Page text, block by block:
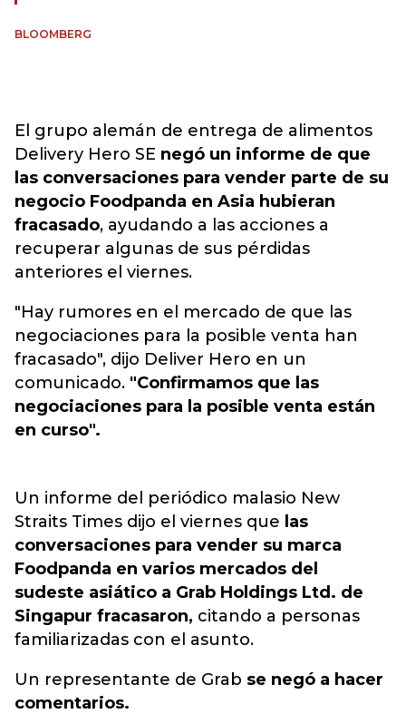
BLOOMBERG
El grupo alemán de entrega de alimentos
Delivery Hero SE negó un informe de que
las conversaciones para vender parte de su
negocio Foodpanda en Asia hubieran
fracasado, ayudando a las acciones a
recuperar algunas de sus pérdidas
anteriores el viernes.
"Hay rumores en el mercado de que las
negociaciones para la posible venta han
fracasado", dijo Deliver Hero en un
comunicado. "Confirmamos que las
negociaciones para la posible venta están
en curso".
Un informe del periódico malasio New
Straits Times dijo el viernes que las
conversaciones para vender su marca
Foodpanda en varios mercados del
sudeste asiático a Grab Holdings Ltd. de
Singapur fracasaron, citando a personas
familiarizadas con el asunto.
Un representante de Grab se negó a hacer
comentarios.